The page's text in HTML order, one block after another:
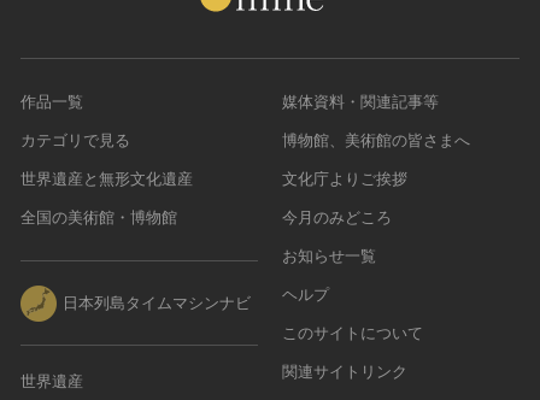
作品一覧
カテゴリで見る
世界遺産と無形文化遺産
全国の美術館・博物館
日本列島タイムマシンナビ
世界遺産
媒体資料・関連記事等
博物館、美術館の皆さまへ
文化庁よりご挨拶
今月のみどころ
お知らせ一覧
ヘルプ
このサイトについて
関連サイトリンク